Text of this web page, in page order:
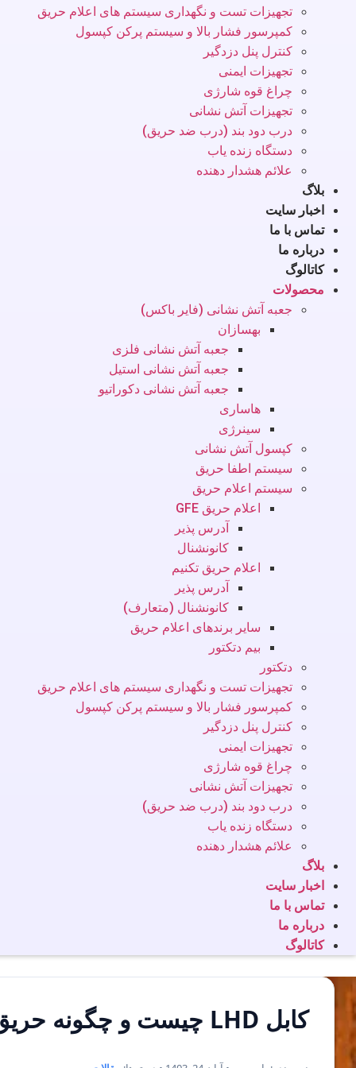
تجهیزات تست و نگهداری سیستم های اعلام حریق
کمپرسور فشار بالا و سیستم پرکن کپسول
کنترل پنل دزدگیر
تجهیزات ایمنی
چراغ قوه شارژی
تجهیزات آتش نشانی
درب دود بند (درب ضد حریق)
دستگاه زنده یاب
علائم هشدار دهنده
بلاگ
اخبار سایت
تماس با ما
درباره ما
کاتالوگ
محصولات
جعبه آتش نشانی (فایر باکس)
بهسازان
جعبه آتش نشانی فلزی
جعبه آتش نشانی استیل
جعبه آتش نشانی دکوراتیو
هاساری
سینرژی
کپسول آتش نشانی
سیستم اطفا حریق
سیستم اعلام حریق
اعلام حریق GFE
آدرس پذیر
کانونشنال
اعلام حریق تکنیم
آدرس پذیر
کانونشنال (متعارف)
سایر برندهای اعلام حریق
بیم دتکتور
دتکتور
تجهیزات تست و نگهداری سیستم های اعلام حریق
کمپرسور فشار بالا و سیستم پرکن کپسول
کنترل پنل دزدگیر
تجهیزات ایمنی
چراغ قوه شارژی
تجهیزات آتش نشانی
درب دود بند (درب ضد حریق)
دستگاه زنده یاب
علائم هشدار دهنده
بلاگ
اخبار سایت
تماس با ما
درباره ما
کاتالوگ
کابل LHD چیست و چگونه حریق را شناسایی می‌کند؟ + انواع آن